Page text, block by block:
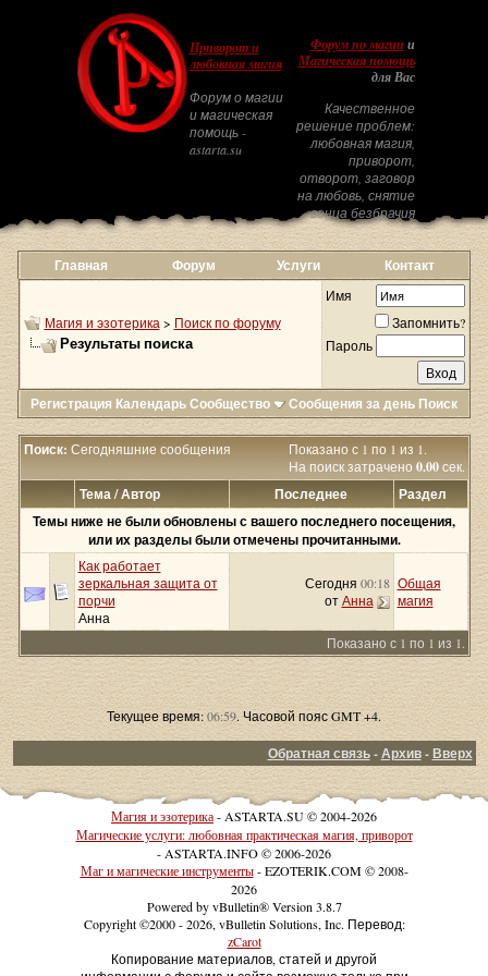
Приворот и
любовная магия
Форум о магии
и магическая
помощь -
astarta.su
Форум по магиии
Магическая помощь
для Вас
Качественное
решение проблем:
любовная магия,
приворот,
отворот, заговор
на любовь, снятие
венца безбрачия
Главная Форум Услуги Контакт
Магия и эзотерика > Поиск по форуму
Результаты поиска
Имя
Запомнить?
Пароль
Регистрация КалендарьСообщество Сообщения за день Поиск
Показано с 1 по 1 из 1.
На поиск затрачено0.00сек.
Поиск: Сегодняшние сообщения
Тема / Автор Последнее
Раздел
Темы ниже не были обновлены с вашего последнего посещения,
или их разделы были отмечены прочитанными.
Как работает
зеркальная защита от
порчи
Анна
Сегодня 00:18
отАнна
Общая
магия
Показано с 1 по 1 из 1.
Текущее время:06:59. Часовой пояс GMT +4.
Обратная связь-Архив-Вверх
Магия и эзотерика- ASTARTA.SU © 2004-2026
Магические услуги: любовная практическая магия, приворот
- ASTARTA.INFO © 2006-2026
Маг и магические инструменты- EZOTERIK.COM © 2008-
2026
Powered by vBulletin® Version 3.8.7
Copyright ©2000 - 2026, vBulletin Solutions, Inc. Перевод:
zCarot
Копирование материалов, статей и другой